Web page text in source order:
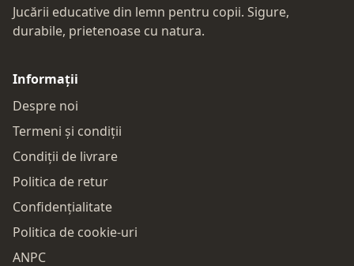
Jucării educative din lemn pentru copii. Sigure,
durabile, prietenoase cu natura.
Informații
Despre noi
Termeni și condiții
Condiții de livrare
Politica de retur
Confidențialitate
Politica de cookie-uri
ANPC